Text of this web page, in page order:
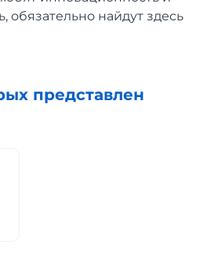
обязательно найдут здесь
представлен